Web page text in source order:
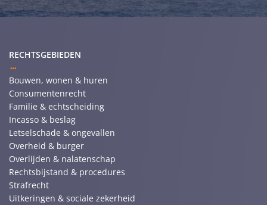
RECHTSGEBIEDEN
Bouwen, wonen & huren
Consumentenrecht
Familie & echtscheiding
Incasso & beslag
Letselschade & ongevallen
Overheid & burger
Overlijden & nalatenschap
Rechtsbijstand & procedures
Strafrecht
Uitkeringen & sociale zekerheid